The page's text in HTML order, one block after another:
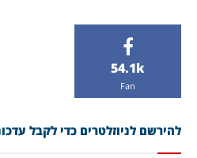
54.1k
Fan
להירשם לניוזלטרים כדי לקבל